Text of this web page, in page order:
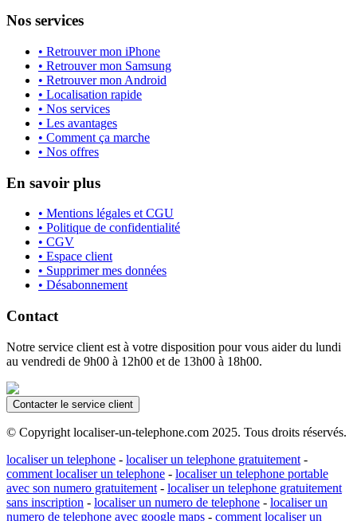
Nos services
• Retrouver mon iPhone
• Retrouver mon Samsung
• Retrouver mon Android
• Localisation rapide
• Nos services
• Les avantages
• Comment ça marche
• Nos offres
En savoir plus
• Mentions légales et CGU
• Politique de confidentialité
• CGV
• Espace client
• Supprimer mes données
• Désabonnement
Contact
Notre service client est à votre disposition pour vous aider du lundi
au vendredi de 9h00 à 12h00 et de 13h00 à 18h00.
Contacter le service client
© Copyright localiser-un-telephone.com 2025. Tous droits réservés.
localiser un telephone - localiser un telephone gratuitement -
comment localiser un telephone - localiser un telephone portable
avec son numero gratuitement - localiser un telephone gratuitement
sans inscription - localiser un numero de telephone - localiser un
numero de telephone avec google maps - comment localiser un